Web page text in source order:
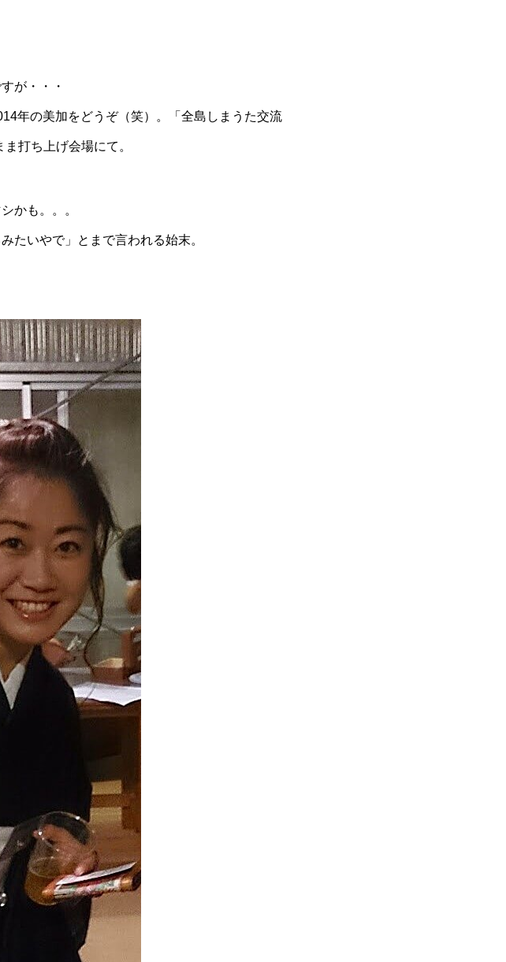
が・・・
年の美加をどうぞ（笑）。「全島しまうた交流
打ち上げ会場にて。
かも。。。
たいやで」とまで言われる始末。